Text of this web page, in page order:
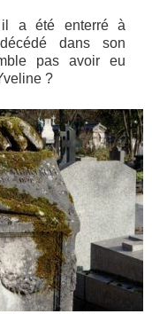
il a été enterré à
dans son
pas avoir eu
?